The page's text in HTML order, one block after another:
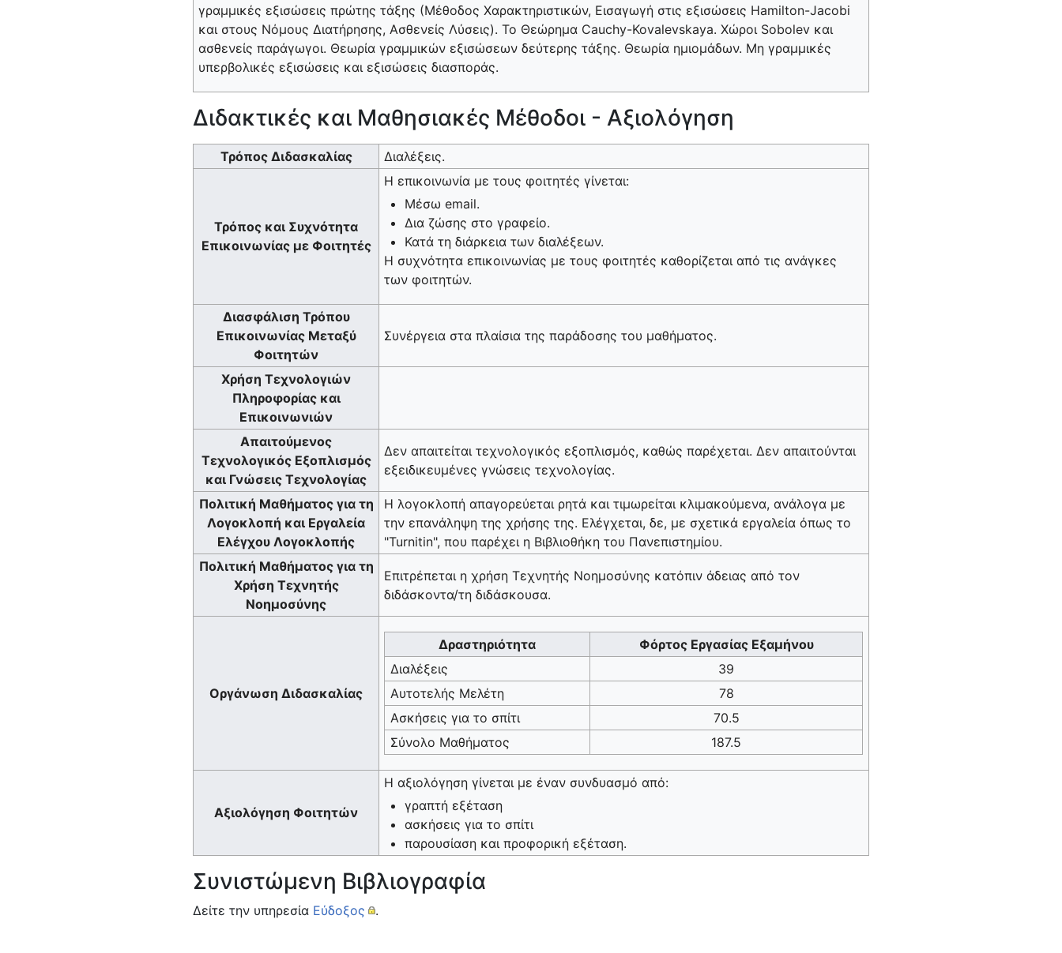
γραμμικές εξισώσεις πρώτης τάξης (Μέθοδος Χαρακτηριστικών, Εισαγωγή στις εξισώσεις Hamilton-Jacobi
και στους Νόμους Διατήρησης, Ασθενείς Λύσεις). Το Θεώρημα Cauchy-Kovalevskaya. Χώροι Sobolev και
ασθενείς παράγωγοι. Θεωρία γραμμικών εξισώσεων δεύτερης τάξης. Θεωρία ημιομάδων. Μη γραμμικές
υπερβολικές εξισώσεις και εξισώσεις διασποράς.
Διδακτικές και Μαθησιακές Μέθοδοι - Αξιολόγηση
Τρόπος Διδασκαλίας Διαλέξεις.
Τρόπος και Συχνότητα
Επικοινωνίας με Φοιτητές
Η επικοινωνία με τους φοιτητές γίνεται:
Μέσω email.
Δια ζώσης στο γραφείο.
Κατά τη διάρκεια των διαλέξεων.
Η συχνότητα επικοινωνίας με τους φοιτητές καθορίζεται από τις ανάγκες
των φοιτητών.
Διασφάλιση Τρόπου
Επικοινωνίας Μεταξύ
Φοιτητών
Συνέργεια στα πλαίσια της παράδοσης του μαθήματος.
Χρήση Τεχνολογιών
Πληροφορίας και
Επικοινωνιών
Απαιτούμενος
Τεχνολογικός Εξοπλισμός
και Γνώσεις Τεχνολογίας
Δεν απαιτείται τεχνολογικός εξοπλισμός, καθώς παρέχεται. Δεν απαιτούνται
εξειδικευμένες γνώσεις τεχνολογίας.
Πολιτική Μαθήματος για τη
Λογοκλοπή και Εργαλεία
Ελέγχου Λογοκλοπής
Η λογοκλοπή απαγορεύεται ρητά και τιμωρείται κλιμακούμενα, ανάλογα με
την επανάληψη της χρήσης της. Ελέγχεται, δε, με σχετικά εργαλεία όπως το
"Turnitin", που παρέχει η Βιβλιοθήκη του Πανεπιστημίου.
Πολιτική Μαθήματος για τη
Χρήση Τεχνητής
Νοημοσύνης
Επιτρέπεται η χρήση Τεχνητής Νοημοσύνης κατόπιν άδειας από τον
διδάσκοντα/τη διδάσκουσα.
Οργάνωση Διδασκαλίας
Δραστηριότητα
Φόρτος Εργασίας Εξαμήνου
Διαλέξεις
39
Αυτοτελής Μελέτη
78
Ασκήσεις για το σπίτι
70.5
Σύνολο Μαθήματος
187.5
Αξιολόγηση Φοιτητών
Η αξιολόγηση γίνεται με έναν συνδυασμό από:
γραπτή εξέταση
ασκήσεις για το σπίτι
παρουσίαση και προφορική εξέταση.
Συνιστώμενη Βιβλιογραφία
Δείτε την υπηρεσία Εύδοξος .